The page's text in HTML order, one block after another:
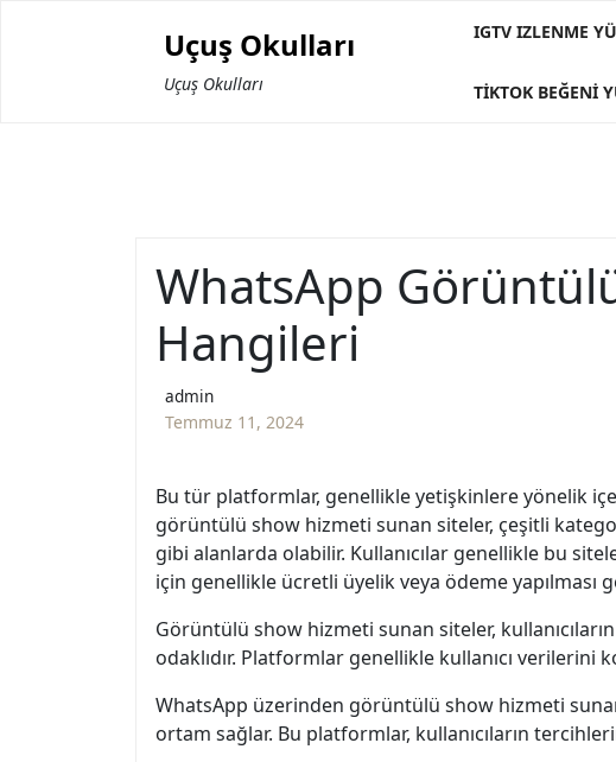
Uçuş Okulları
Uçuş Okulları
IGTV IZLENME
TIKTOK BEĞENI
WhatsApp
Hangileri
admin
Temmuz 11, 2024
Bu tür platformlar, genellikle yetişkinlere yönelik
görüntülü show hizmeti sunan siteler, çeşitli
gibi alanlarda olabilir. Kullanıcılar genellikle bu
için genellikle ücretli üyelik veya ödeme yapılması
Görüntülü show hizmeti sunan siteler,
odaklıdır. Platformlar genellikle kullanıcı
WhatsApp üzerinden görüntülü show hizmeti
ortam sağlar. Bu platformlar, kullanıcıların